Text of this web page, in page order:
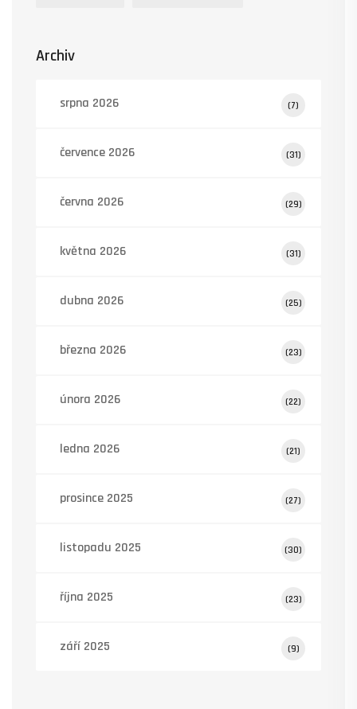
Archiv
srpna 2026 (7)
července 2026 (31)
června 2026 (29)
května 2026 (31)
dubna 2026 (25)
března 2026 (23)
února 2026 (22)
ledna 2026 (21)
prosince 2025 (27)
listopadu 2025 (30)
října 2025 (23)
září 2025 (9)